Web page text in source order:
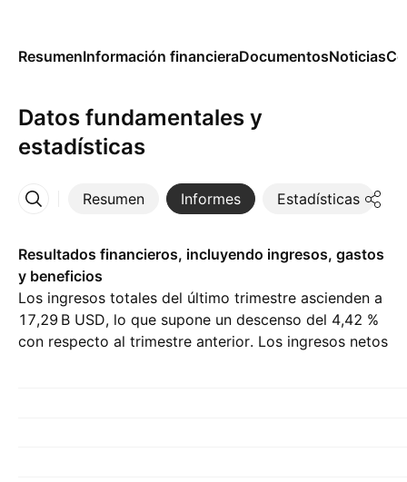
ResumenInformación financieraDocumentosNoticias
Datos fundamentales y
estadísticas
Resumen Informes Estadísticas
Más
Resultados financieros, incluyendo ingresos, gastos
y beneficios
Los ingresos totales del último trimestre ascienden a
‪17,29 B‬ USD, lo que supone un descenso del 4,42 %
con respecto al trimestre anterior. Los ingresos netos